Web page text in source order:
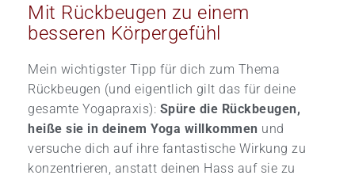
Mit Rückbeugen zu einem
besseren Körpergefühl
Mein wichtigster Tipp für dich zum Thema
Rückbeugen (und eigentlich gilt das für deine
gesamte Yogapraxis): Spüre die Rückbeugen,
heiße sie in deinem Yoga willkommen und
versuche dich auf ihre fantastische Wirkung zu
konzentrieren, anstatt deinen Hass auf sie zu